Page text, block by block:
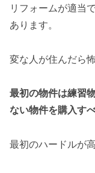
リフォームが適当
あります。
変な人が住んだら
最初の物件は練習
ない物件を購入す
最初のハードルが